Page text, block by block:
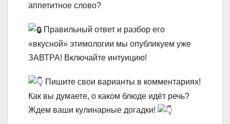
аппетитное слово?
Правильный ответ и разбор его
«вкусной» этимологии мы опубликуем уже
ЗАВТРА! Включайте интуицию!
Пишите свои варианты в комментариях!
Как вы думаете, о каком блюде идёт речь?
Ждем ваши кулинарные догадки!